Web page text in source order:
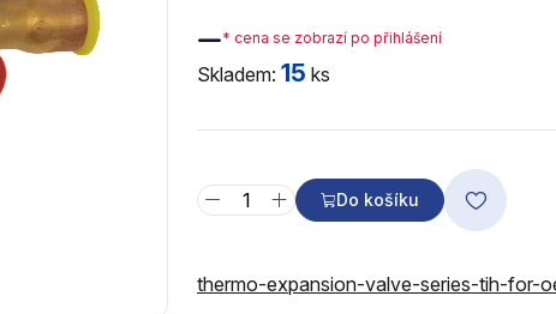
—* cena se zobrazí po přihlášení
Skladem: 15 ks
Do košíku
thermo-expansion-valve-series-tih-for-